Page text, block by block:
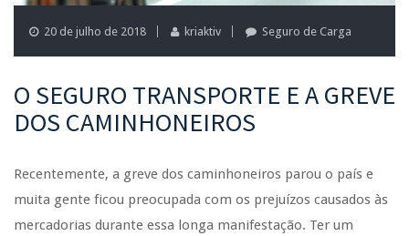
20 de julho de 2018 kriaktiv Seguro de Carga
O SEGURO TRANSPORTE E A GREVE
DOS CAMINHONEIROS
Recentemente, a greve dos caminhoneiros parou o país e
muita gente ficou preocupada com os prejuízos causados às
mercadorias durante essa longa manifestação. Ter um